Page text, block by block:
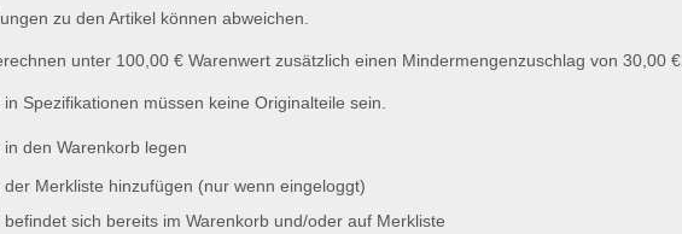
zu den Artikel können abweichen.
unter 100,00 € Warenwert zusätzlich einen Mindermengenzuschlag von 30,00 €.
in Spezifikationen müssen keine Originalteile sein.
in den Warenkorb legen
der Merkliste hinzufügen (nur wenn eingeloggt)
befindet sich bereits im Warenkorb und/oder auf Merkliste